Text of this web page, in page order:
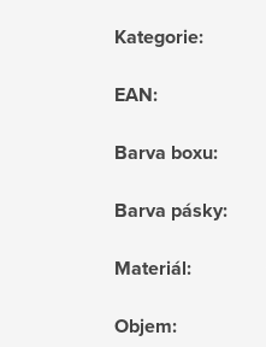
Kategorie:
EAN:
Barva boxu:
Barva pásky:
Materiál:
Objem: